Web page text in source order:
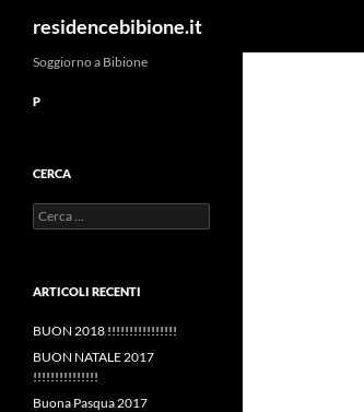
residencebibione.it
Soggiorno a Bibione
P
CERCA
Ricerca
per:
ARTICOLI RECENTI
BUON 2018 !!!!!!!!!!!!!!!!
BUON NATALE 2017
!!!!!!!!!!!!!!!
Buona Pasqua 2017